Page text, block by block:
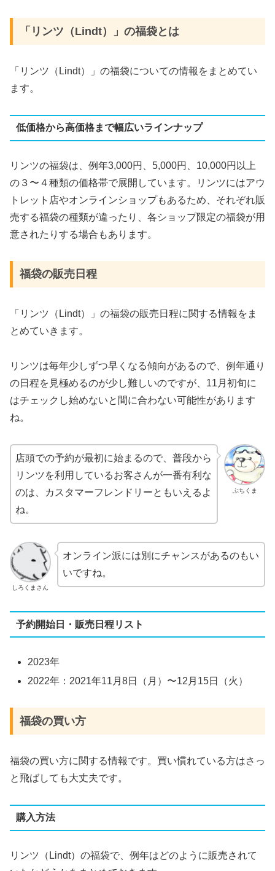
「リンツ（Lindt）」の福袋とは
「リンツ（Lindt）」の福袋についての情報をまとめてい
ます。
低価格から高価格まで幅広いラインナップ
リンツの福袋は、例年3,000円、5,000円、10,000円以上
の３〜４種類の価格帯で展開しています。リンツにはアウ
トレット店やオンラインショップもあるため、それぞれ販
売する福袋の種類が違ったり、各ショップ限定の福袋が用
意されたりする場合もあります。
福袋の販売日程
「リンツ（Lindt）」の福袋の販売日程に関する情報をま
とめていきます。
リンツは毎年少しずつ早くなる傾向があるので、例年通り
の日程を見極めるのが少し難しいのですが、11月初旬に
はチェックし始めないと間に合わない可能性があります
ね。
ぶちくま
店頭での予約が最初に始まるので、普段から
リンツを利用しているお客さんが一番有利な
のは、カスタマーフレンドリーともいえるよ
ね。
しろくまさん
オンライン派には別にチャンスがあるのもい
いですね。
予約開始日・販売日程リスト
2023年
2022年：2021年11月8日（月）〜12月15日（火）
福袋の買い方
福袋の買い方に関する情報です。買い慣れている方はさっ
と飛ばしても大丈夫です。
購入方法
リンツ（Lindt）の福袋で、例年はどのように販売されて